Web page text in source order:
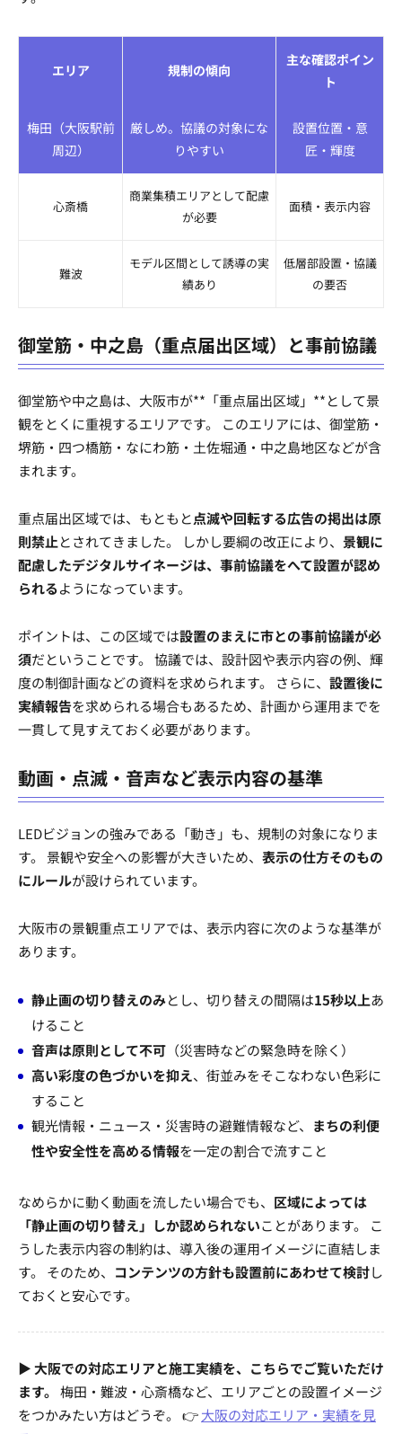
エリア 規制の傾向
主な確認ポイン
ト
梅田（大阪駅前
周辺）
厳しめ。協議の対象にな
りやすい
設置位置・意
匠・輝度
心斎橋
商業集積エリアとして配慮
が必要
面積・表示内容
難波
モデル区間として誘導の実
績あり
低層部設置・協議
の要否
御堂筋・中之島（重点届出区域）と事前協議
御堂筋や中之島は、大阪市が**「重点届出区域」**として景
観をとくに重視するエリアです。 このエリアには、御堂筋・
堺筋・四つ橋筋・なにわ筋・土佐堀通・中之島地区などが含
まれます。
重点届出区域では、もともと点滅や回転する広告の掲出は原
則禁止とされてきました。 しかし要綱の改正により、 景観に
配慮したデジタルサイネージは、事前協議をへて設置が認め
られるようになっています。
ポイントは、この区域では設置のまえに市との事前協議が必
須だということです。 協議では、設計図や表示内容の例、輝
度の制御計画などの資料を求められます。 さらに、 設置後に
実績報告を求められる場合もあるため、計画から運用までを
一貫して見すえておく必要があります。
動画・点滅・音声など表示内容の基準
LEDビジョンの強みである「動き」も、規制の対象になりま
す。 景観や安全への影響が大きいため、 表示の仕方そのもの
にルールが設けられています。
大阪市の景観重点エリアでは、表示内容に次のような基準が
あります。
静止画の切り替えのみとし、切り替えの間隔は15秒以上あ
けること
音声は原則として不可 （災害時などの緊急時を除く）
高い彩度の色づかいを抑え、街並みをそこなわない色彩に
すること
観光情報・ニュース・災害時の避難情報など、 まちの利便
性や安全性を高める情報を一定の割合で流すこと
なめらかに動く動画を流したい場合でも、 区域によっては
「静止画の切り替え」しか認められないことがあります。 こ
うした表示内容の制約は、導入後の運用イメージに直結しま
す。 そのため、 コンテンツの方針も設置前にあわせて検討し
ておくと安心です。
▶ 大阪での対応エリアと施工実績を、こちらでご覧いただけ
ます。 梅田・難波・心斎橋など、エリアごとの設置イメージ
をつかみたい方はどうぞ。 👉大阪の対応エリア・実績を見